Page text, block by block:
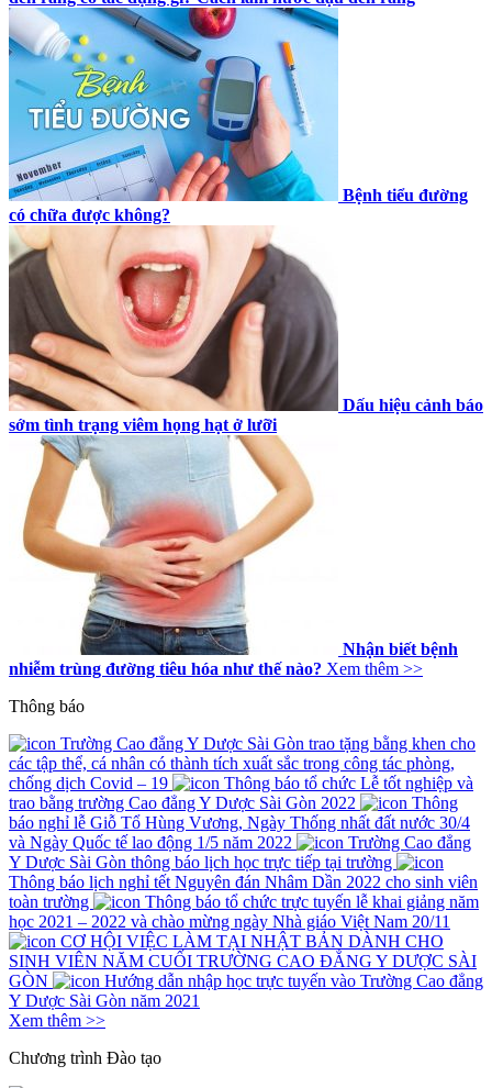
Bệnh tiểu đường
có chữa được không?
Dấu hiệu cảnh báo
sớm tình trạng viêm họng hạt ở lưỡi
Nhận biết bệnh
nhiễm trùng đường tiêu hóa như thế nào? Xem thêm >>
Thông báo
Trường Cao đẳng Y Dược Sài Gòn trao tặng bằng khen cho
các tập thể, cá nhân có thành tích xuất sắc trong công tác phòng,
chống dịch Covid – 19
Thông báo tổ chức Lễ tốt nghiệp và
trao bằng trường Cao đẳng Y Dược Sài Gòn 2022
Thông
báo nghỉ lễ Giỗ Tổ Hùng Vương, Ngày Thống nhất đất nước 30/4
và Ngày Quốc tế lao động 1/5 năm 2022
Trường Cao đẳng
Y Dược Sài Gòn thông báo lịch học trực tiếp tại trường
Thông báo lịch nghỉ tết Nguyên đán Nhâm Dần 2022 cho sinh viên
toàn trường
Thông báo tổ chức trực tuyến lễ khai giảng năm
học 2021 – 2022 và chào mừng ngày Nhà giáo Việt Nam 20/11
CƠ HỘI VIỆC LÀM TẠI NHẬT BẢN DÀNH CHO
SINH VIÊN NĂM CUỐI TRƯỜNG CAO ĐẲNG Y DƯỢC SÀI
GÒN
Hướng dẫn nhập học trực tuyến vào Trường Cao đẳng
Y Dược Sài Gòn năm 2021
Xem thêm >>
Chương trình Đào tạo